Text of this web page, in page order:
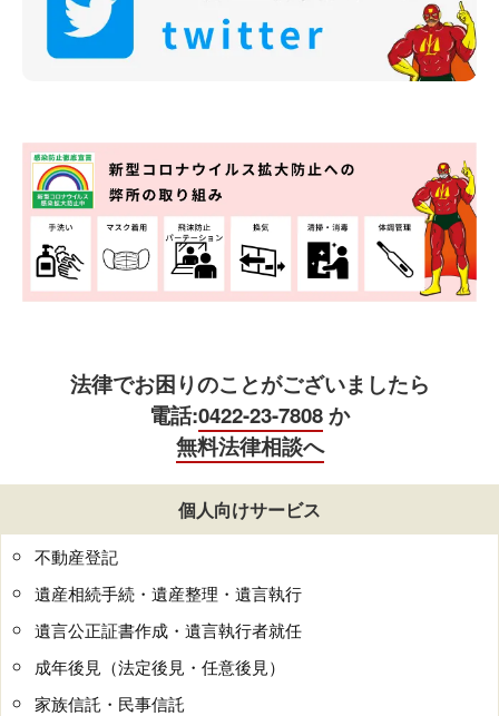
法律でお困りのことがございましたら
電話:0422-23-7808か
無料法律相談へ
個人向けサービス
不動産登記
遺産相続手続・遺産整理・遺言執行
遺言公正証書作成・遺言執行者就任
成年後見（法定後見・任意後見）
家族信託・民事信託